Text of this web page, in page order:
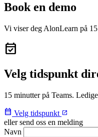
Book en demo
Vi viser deg AlonLearn på
event_available
Velg tidspunkt
15 minutter på Teams.
calendar_month Velg tidspunkt open_in_new
eller send oss en melding
Navn